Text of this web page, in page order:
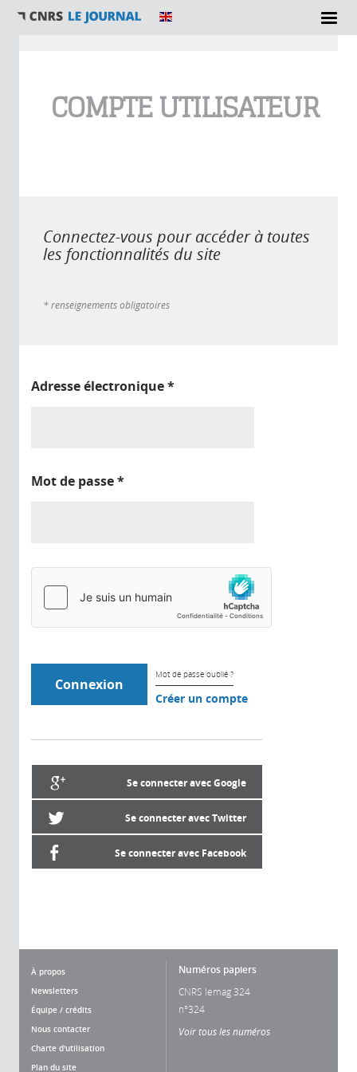
COMPTE UTILISATEUR
Connectez-vous pour accéder à toutes
les fonctionnalités du site
* renseignements obligatoires
Adresse électronique*
Mot de passe*
Mot de passe oublié ?
Créer un compte
Se connecter avec Google
Se connecter avec Twitter
Se connecter avec Facebook
À propos
Newsletters
Équipe / crédits
Nous contacter
Charte d'utilisation
Plan du site
Numéros papiers
CNRS lemag 324
n°324
Voir tous les numéros